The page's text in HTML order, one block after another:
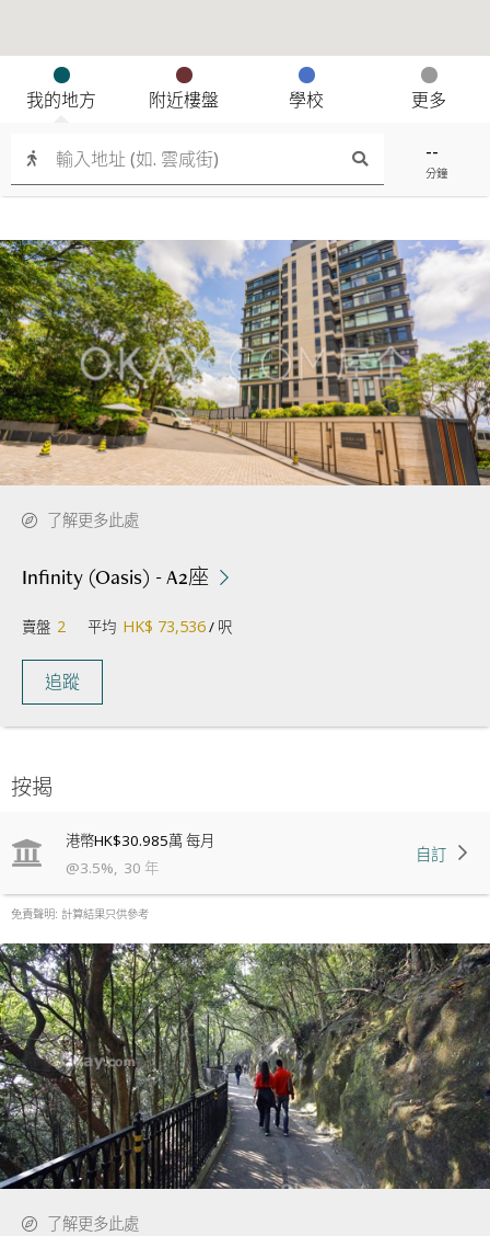
--
分鐘
我的地方 附近樓盤 學校 更多
按揭
港幣HK$30.985萬每月
@3.5%, 30 年
自訂
免責聲明: 計算結果只供參考
了解更多此處
Infinity (Oasis) - A2座
賣盤 2 平均 HK$ 73,536/ 呎
追蹤
了解更多此處